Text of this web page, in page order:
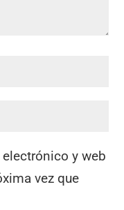
y web
vez que